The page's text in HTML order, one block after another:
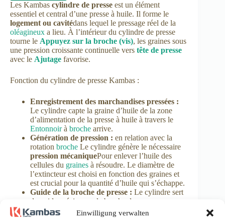
Einwilligung verwalten
Les Kambas cylindre de presse est un élément
essentiel et central d’une presse à huile. Il forme le
logement ou cavitédans lequel le pressage réel de la
oléagineux a lieu. À l’intérieur du cylindre de presse
tourne le Appuyez sur la broche (vis), les graines sous
une pression croissante continuelle vers tête de presse
avec le Ajutage favorise.
Fonction du cylindre de presse Kambas :
Enregistrement des marchandises pressées :
Le cylindre capte la graine d’huile de la zone
d’alimentation de la presse à huile à travers le
Entonnoirà broche arrive.
Génération de pression : en relation avec la
rotation broche Le cylindre génère le nécessaire
pression mécaniquePour enlever l’huile des
cellules du graines à résoudre. Le diamètre de
l’extincteur est choisi en fonction des graines et
est crucial pour la quantité d’huile qui s’échappe.
Guide de la broche de presse : Le cylindre sert
de guide précis pour la broche de pressage
rotative afin d’assurer un bon fonctionnement et
la génération de la pression requise.